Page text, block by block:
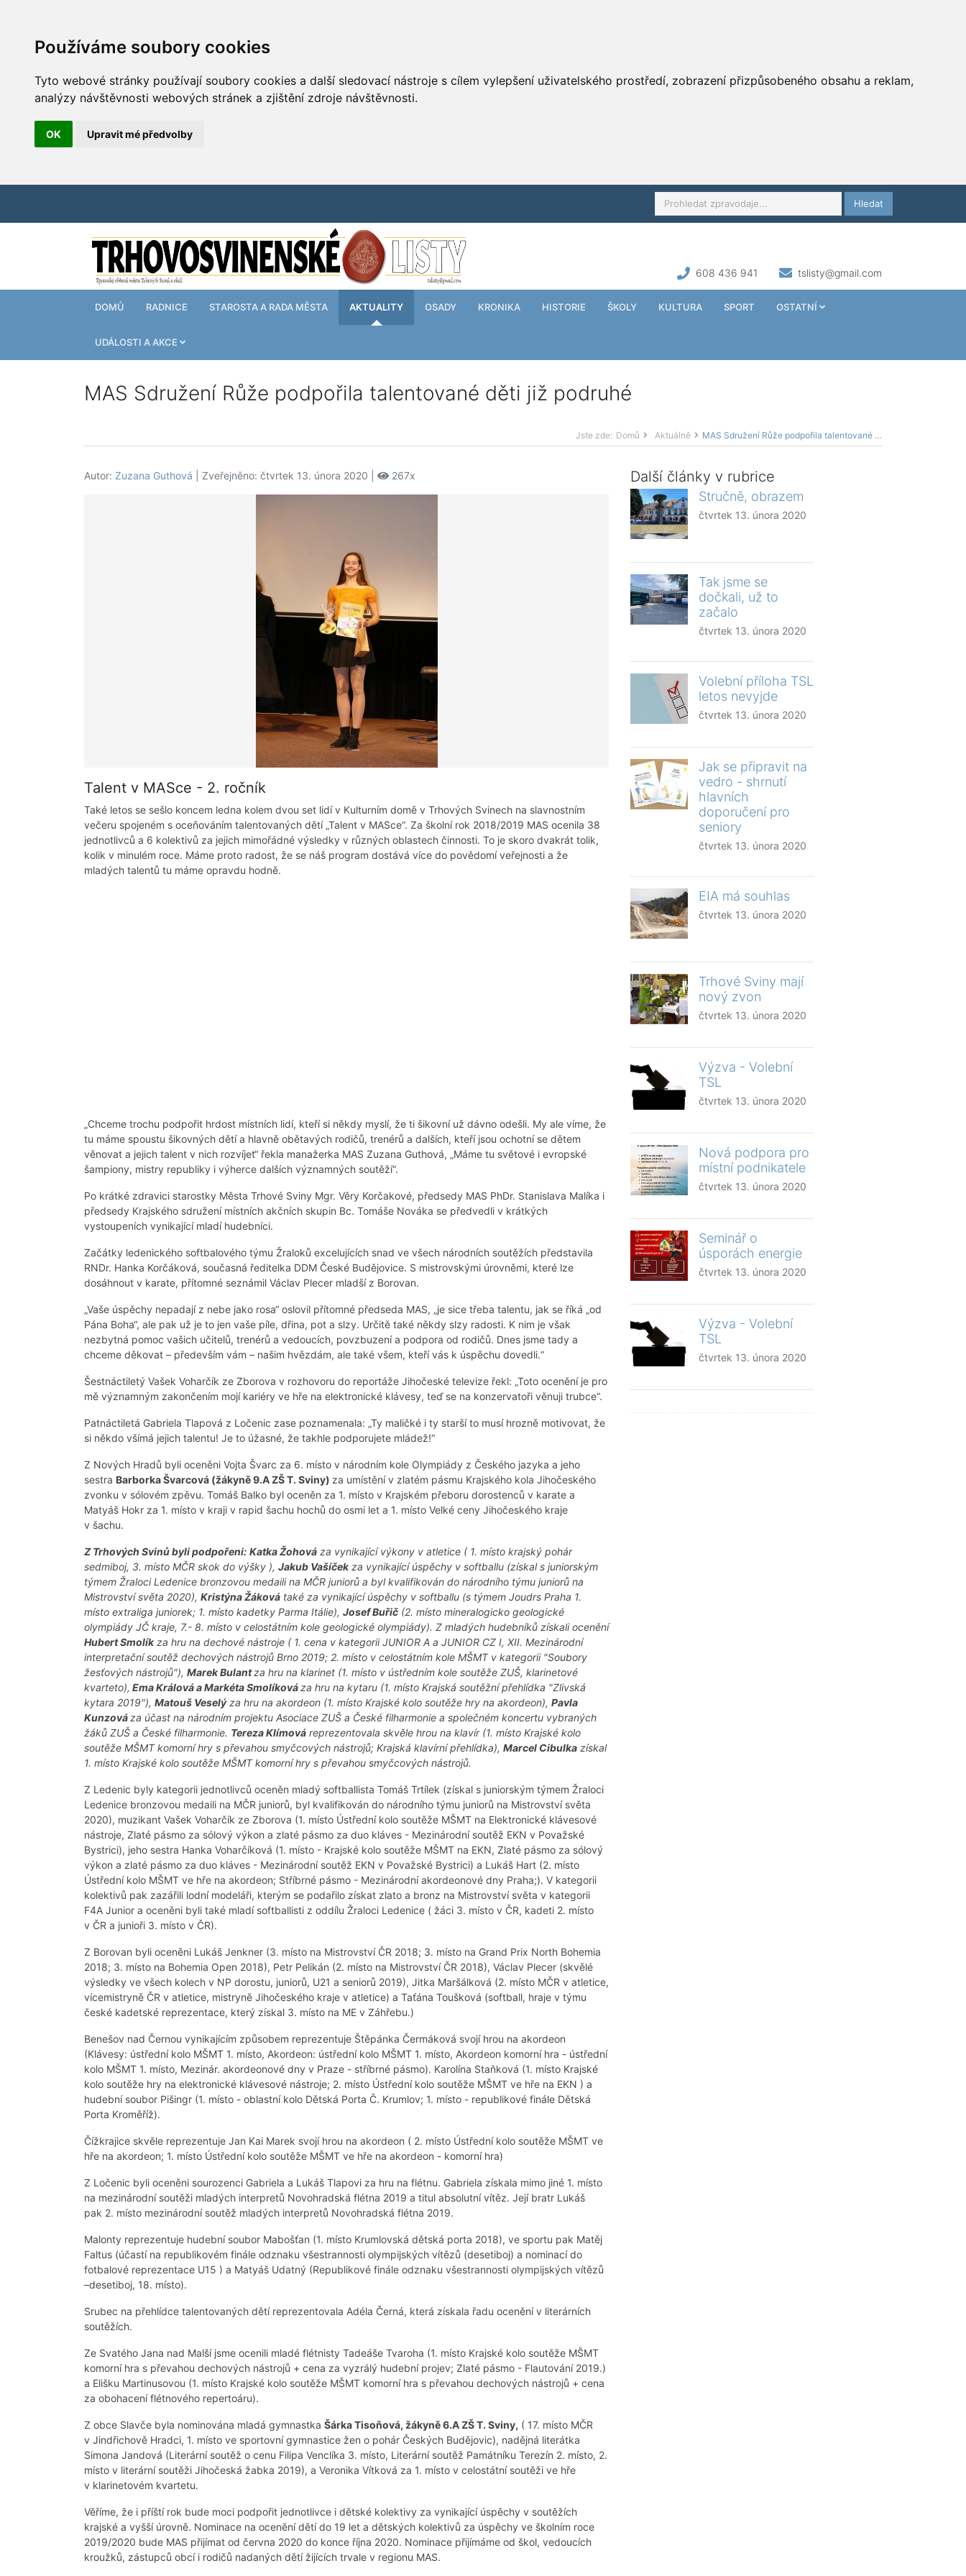
Používáme soubory cookies
Tyto webové stránky používají soubory cookies a další sledovací nástroje s cílem vylepšení uživatelského prostředí, zobrazení přizpůsobeného obsahu a reklam,
analýzy návštěvnosti webových stránek a zjištění zdroje návštěvnosti.
OK Upravit mé předvolby
Hledat
608 436 941 tslisty@gmail.com
DOMŮ RADNICE STAROSTA A RADA MĚSTA AKTUALITY OSADY KRONIKA HISTORIE ŠKOLY KULTURA SPORT OSTATNÍ
UDÁLOSTI A AKCE
MAS Sdružení Růže podpořila talentované děti již podruhé
Jste zde: Domů Aktuálně MAS Sdružení Růže podpořila talentované děti již podruhé
Autor: Zuzana Guthová | Zveřejněno: čtvrtek 13. února 2020 | 267x
Talent v MASce - 2. ročník
Také letos se sešlo koncem ledna kolem dvou set lidí v Kulturním domě v Trhových Svinech na slavnostním
večeru spojeném s oceňováním talentovaných dětí „Talent v MASce“. Za školní rok 2018/2019 MAS ocenila 38
jednotlivců a 6 kolektivů za jejich mimořádné výsledky v různých oblastech činnosti. To je skoro dvakrát tolik,
kolik v minulém roce. Máme proto radost, že se náš program dostává více do povědomí veřejnosti a že
mladých talentů tu máme opravdu hodně.
„Chceme trochu podpořit hrdost místních lidí, kteří si někdy myslí, že ti šikovní už dávno odešli. My ale víme, že
tu máme spoustu šikovných dětí a hlavně obětavých rodičů, trenérů a dalších, kteří jsou ochotní se dětem
věnovat a jejich talent v nich rozvíjet“ řekla manažerka MAS Zuzana Guthová, „Máme tu světové i evropské
šampiony, mistry republiky i výherce dalších významných soutěží“.
Po krátké zdravici starostky Města Trhové Sviny Mgr. Věry Korčakové, předsedy MAS PhDr. Stanislava Malíka i
předsedy Krajského sdružení místních akčních skupin Bc. Tomáše Nováka se předvedli v krátkých
vystoupeních vynikající mladí hudebníci.
Začátky ledenického softbalového týmu Žraloků excelujících snad ve všech národních soutěžích představila
RNDr. Hanka Korčáková, současná ředitelka DDM České Budějovice. S mistrovskými úrovněmi, které lze
dosáhnout v karate, přítomné seznámil Václav Plecer mladší z Borovan.
„Vaše úspěchy nepadají z nebe jako rosa“ oslovil přítomné předseda MAS, „je sice třeba talentu, jak se říká „od
Pána Boha“, ale pak už je to jen vaše píle, dřina, pot a slzy. Určitě také někdy slzy radosti. K nim je však
nezbytná pomoc vašich učitelů, trenérů a vedoucích, povzbuzení a podpora od rodičů. Dnes jsme tady a
chceme děkovat – především vám – našim hvězdám, ale také všem, kteří vás k úspěchu dovedli.“
Šestnáctiletý Vašek Voharčík ze Zborova v rozhovoru do reportáže Jihočeské televize řekl: „Toto ocenění je pro
mě významným zakončením mojí kariéry ve hře na elektronické klávesy, teď se na konzervatoři věnuji trubce“.
Patnáctiletá Gabriela Tlapová z Ločenic zase poznamenala: „Ty maličké i ty starší to musí hrozně motivovat, že
si někdo všímá jejich talentu! Je to úžasné, že takhle podporujete mládež!“
Z Nových Hradů byli oceněni Vojta Švarc za 6. místo v národním kole Olympiády z Českého jazyka a jeho
sestra Barborka Švarcová (žákyně 9.A ZŠ T. Sviny) za umístění v zlatém pásmu Krajského kola Jihočeského
zvonku v sólovém zpěvu. Tomáš Balko byl oceněn za 1. místo v Krajském přeboru dorostenců v karate a
Matyáš Hokr za 1. místo v kraji v rapid šachu hochů do osmi let a 1. místo Velké ceny Jihočeského kraje
v šachu.
Z Trhových Svinů byli podpořeni: Katka Žohová za vynikající výkony v atletice ( 1. místo krajský pohár
sedmiboj, 3. místo MČR skok do výšky ), Jakub Vašíčekza vynikající úspěchy v softballu (získal s juniorským
týmem Žraloci Ledenice bronzovou medaili na MČR juniorů a byl kvalifikován do národního týmu juniorů na
Mistrovství světa 2020), Kristýna Žáková také za vynikající úspěchy v softballu (s týmem Joudrs Praha 1.
místo extraliga juniorek; 1. místo kadetky Parma Itálie), Josef Buřič (2. místo mineralogicko geologické
olympiády JČ kraje, 7.- 8. místo v celostátním kole geologické olympiády). Z mladých hudebníků získali ocenění
Hubert Smolíkza hru na dechové nástroje ( 1. cena v kategorii JUNIOR A a JUNIOR CZ I, XII. Mezinárodní
interpretační soutěž dechových nástrojů Brno 2019; 2. místo v celostátním kole MŠMT v kategorii "Soubory
žesťových nástrojů"), Marek Bulantza hru na klarinet (1. místo v ústředním kole soutěže ZUŠ, klarinetové
kvarteto), Ema Králová a Markéta Smolíkováza hru na kytaru (1. místo Krajská soutěžní přehlídka "Zlivská
kytara 2019"), Matouš Veselýza hru na akordeon (1. místo Krajské kolo soutěže hry na akordeon), Pavla
Kunzováza účast na národním projektu Asociace ZUŠ a České filharmonie a společném koncertu vybraných
žáků ZUŠ a České filharmonie. Tereza Klímová reprezentovala skvěle hrou na klavír (1. místo Krajské kolo
soutěže MŠMT komorní hry s převahou smyčcových nástrojů; Krajská klavírní přehlídka), Marcel Cibulka získal
1. místo Krajské kolo soutěže MŠMT komorní hry s převahou smyčcových nástrojů.
Z Ledenic byly kategorii jednotlivců oceněn mladý softballista Tomáš Trtílek (získal s juniorským týmem Žraloci
Ledenice bronzovou medaili na MČR juniorů, byl kvalifikován do národního týmu juniorů na Mistrovství světa
2020), muzikant Vašek Voharčík ze Zborova (1. místo Ústřední kolo soutěže MŠMT na Elektronické klávesové
nástroje, Zlaté pásmo za sólový výkon a zlaté pásmo za duo kláves - Mezinárodní soutěž EKN v Považské
Bystrici), jeho sestra Hanka Voharčíková (1. místo - Krajské kolo soutěže MŠMT na EKN, Zlaté pásmo za sólový
výkon a zlaté pásmo za duo kláves - Mezinárodní soutěž EKN v Považské Bystrici) a Lukáš Hart (2. místo
Ústřední kolo MŠMT ve hře na akordeon; Stříbrné pásmo - Mezinárodní akordeonové dny Praha;). V kategorii
kolektivů pak zazářili lodní modeláři, kterým se podařilo získat zlato a bronz na Mistrovství světa v kategorii
F4A Junior a oceněni byli také mladí softballisti z oddílu Žraloci Ledenice ( žáci 3. místo v ČR, kadeti 2. místo
v ČR a junioři 3. místo v ČR).
Z Borovan byli oceněni Lukáš Jenkner (3. místo na Mistrovství ČR 2018; 3. místo na Grand Prix North Bohemia
2018; 3. místo na Bohemia Open 2018), Petr Pelikán (2. místo na Mistrovství ČR 2018), Václav Plecer (skvělé
výsledky ve všech kolech v NP dorostu, juniorů, U21 a seniorů 2019), Jitka Maršálková (2. místo MČR v atletice,
vícemistryně ČR v atletice, mistryně Jihočeského kraje v atletice) a Taťána Toušková (softball, hraje v týmu
české kadetské reprezentace, který získal 3. místo na ME v Záhřebu.)
Benešov nad Černou vynikajícím způsobem reprezentuje Štěpánka Čermáková svojí hrou na akordeon
(Klávesy: ústřední kolo MŠMT 1. místo, Akordeon: ústřední kolo MŠMT 1. místo, Akordeon komorní hra - ústřední
kolo MŠMT 1. místo, Mezinár. akordeonové dny v Praze - stříbrné pásmo). Karolína Staňková (1. místo Krajské
kolo soutěže hry na elektronické klávesové nástroje; 2. místo Ústřední kolo soutěže MŠMT ve hře na EKN ) a
hudební soubor Pišingr (1. místo - oblastní kolo Dětská Porta Č. Krumlov; 1. místo - republikové finále Dětská
Porta Kroměříž).
Čížkrajice skvěle reprezentuje Jan Kai Marek svojí hrou na akordeon ( 2. místo Ústřední kolo soutěže MŠMT ve
hře na akordeon; 1. místo Ústřední kolo soutěže MŠMT ve hře na akordeon - komorní hra)
Z Ločenic byli oceněni sourozenci Gabriela a Lukáš Tlapovi za hru na flétnu. Gabriela získala mimo jiné 1. místo
na mezinárodní soutěži mladých interpretů Novohradská flétna 2019 a titul absolutní vítěz. Její bratr Lukáš
pak 2. místo mezinárodní soutěž mladých interpretů Novohradská flétna 2019.
Malonty reprezentuje hudební soubor Mabošťan (1. místo Krumlovská dětská porta 2018), ve sportu pak Matěj
Faltus (účastí na republikovém finále odznaku všestrannosti olympijských vítězů (desetiboj) a nominací do
fotbalové reprezentace U15 ) a Matyáš Udatný (Republikové finále odznaku všestrannosti olympijských vítězů
–desetiboj, 18. místo).
Srubec na přehlídce talentovaných dětí reprezentovala Adéla Černá, která získala řadu ocenění v literárních
soutěžích.
Ze Svatého Jana nad Malší jsme ocenili mladé flétnisty Tadeáše Tvaroha (1. místo Krajské kolo soutěže MŠMT
komorní hra s převahou dechových nástrojů + cena za vyzrálý hudební projev; Zlaté pásmo - Flautování 2019.)
a Elišku Martinusovou (1. místo Krajské kolo soutěže MŠMT komorní hra s převahou dechových nástrojů + cena
za obohacení flétnového repertoáru).
Z obce Slavče byla nominována mladá gymnastka Šárka Tisoňová, žákyně 6.A ZŠ T. Sviny, ( 17. místo MČR
v Jindřichově Hradci, 1. místo ve sportovní gymnastice žen o pohár Českých Budějovic), nadějná literátka
Simona Jandová (Literární soutěž o cenu Filipa Venclíka 3. místo, Literární soutěž Památníku Terezín 2. místo, 2.
místo v literární soutěži Jihočeská žabka 2019), a Veronika Vítková za 1. místo v celostátní soutěži ve hře
v klarinetovém kvartetu.
Věříme, že i příští rok bude moci podpořit jednotlivce i dětské kolektivy za vynikající úspěchy v soutěžích
krajské a vyšší úrovně. Nominace na ocenění dětí do 19 let a dětských kolektivů za úspěchy ve školním roce
2019/2020 bude MAS přijímat od června 2020 do konce října 2020. Nominace přijímáme od škol, vedoucích
kroužků, zástupců obcí i rodičů nadaných dětí žijících trvale v regionu MAS.
Další články v rubrice
Stručně, obrazem
čtvrtek 13. února 2020
Tak jsme se
dočkali, už to
začalo
čtvrtek 13. února 2020
Volební příloha TSL
letos nevyjde
čtvrtek 13. února 2020
Jak se připravit na
vedro - shrnutí
hlavních
doporučení pro
seniory
čtvrtek 13. února 2020
EIA má souhlas
čtvrtek 13. února 2020
Trhové Sviny mají
nový zvon
čtvrtek 13. února 2020
Výzva - Volební
TSL
čtvrtek 13. února 2020
Nová podpora pro
místní podnikatele
čtvrtek 13. února 2020
Seminář o
úsporách energie
čtvrtek 13. února 2020
Výzva - Volební
TSL
čtvrtek 13. února 2020